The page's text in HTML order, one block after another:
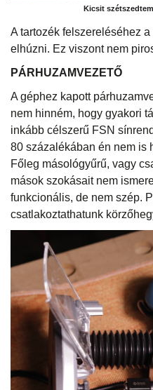
Kicsit
A tartozék felszereléséhez a
elhúzni. Ez viszont nem
PÁRHUZAMVEZETŐ
A géphez kapott
nem hinném, hogy gyakori
inkább célszerű FSN
80 százalékában én nem is
Főleg másológyűrű, vagy
mások szokásait nem
funkcionális, de nem szép.
csatlakoztathatunk